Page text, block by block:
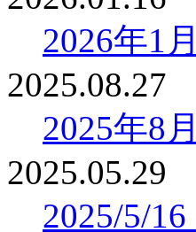
2026年1
2025.08.27
2025年8
2025.05.29
2025/5/